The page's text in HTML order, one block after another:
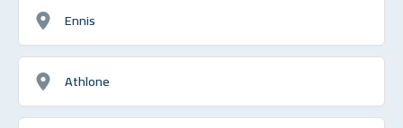
Ennis
Athlone